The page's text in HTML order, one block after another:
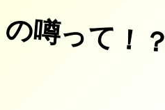
の噂って！？